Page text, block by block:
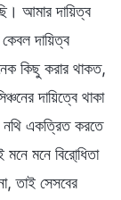
আমার দায়িত্ব
দায়িত্ব
কিছু করার থাকত,
দায়িত্বে থাকা
নথি একত্রিত করতে
মনে বিরো্ধিতা
তাই সেসবের